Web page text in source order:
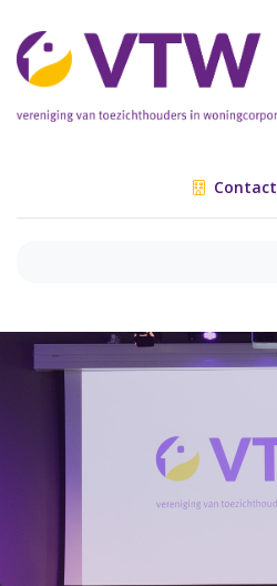
Contact